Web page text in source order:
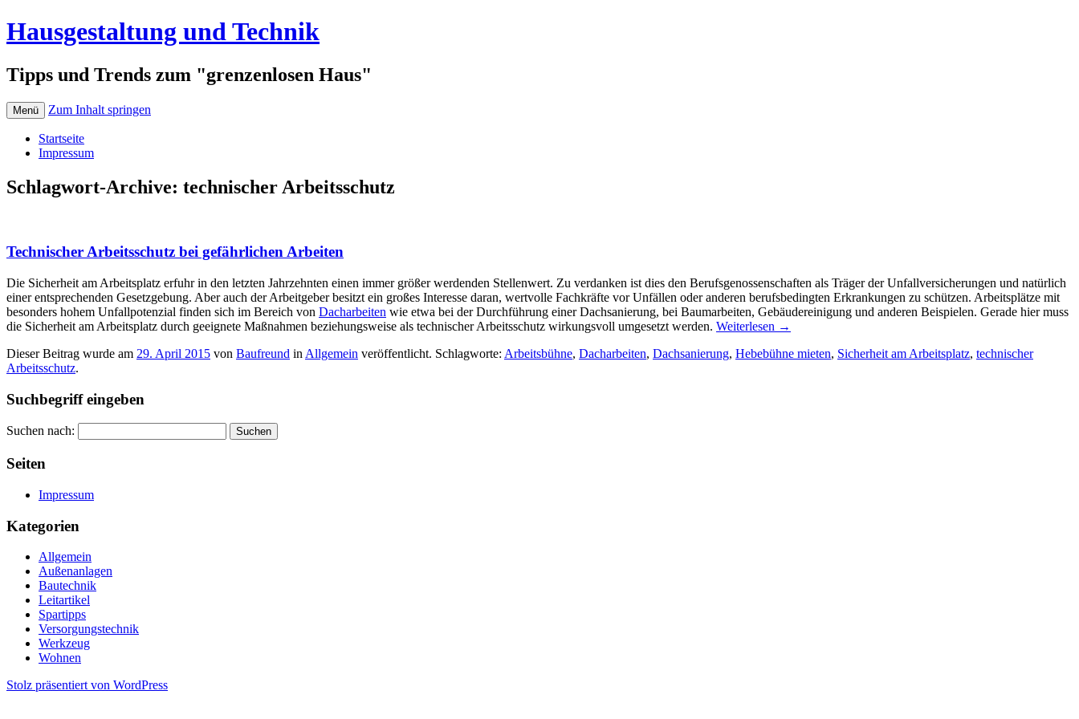
Hausgestaltung und Technik
Tipps und Trends zum "grenzenlosen Haus"
Menü Zum Inhalt springen
Startseite
Impressum
Schlagwort-Archive: technischer Arbeitsschutz
Technischer Arbeitsschutz bei gefährlichen Arbeiten
Die Sicherheit am Arbeitsplatz erfuhr in den letzten Jahrzehnten einen immer größer werdenden Stellenwert. Zu verdanken ist dies den Berufsgenossenschaften als Träger der Unfallversicherungen und natürlich
einer entsprechenden Gesetzgebung. Aber auch der Arbeitgeber besitzt ein großes Interesse daran, wertvolle Fachkräfte vor Unfällen oder anderen berufsbedingten Erkrankungen zu schützen. Arbeitsplätze mit
besonders hohem Unfallpotenzial finden sich im Bereich von Dacharbeiten wie etwa bei der Durchführung einer Dachsanierung, bei Baumarbeiten, Gebäudereinigung und anderen Beispielen. Gerade hier muss
die Sicherheit am Arbeitsplatz durch geeignete Maßnahmen beziehungsweise als technischer Arbeitsschutz wirkungsvoll umgesetzt werden. Weiterlesen →
Dieser Beitrag wurde am 29. April 2015 von Baufreund in Allgemein veröffentlicht. Schlagworte: Arbeitsbühne, Dacharbeiten, Dachsanierung, Hebebühne mieten, Sicherheit am Arbeitsplatz, technischer
Arbeitsschutz.
Suchbegriff eingeben
Suchen nach:
Seiten
Impressum
Kategorien
Allgemein
Außenanlagen
Bautechnik
Leitartikel
Spartipps
Versorgungstechnik
Werkzeug
Wohnen
Stolz präsentiert von WordPress